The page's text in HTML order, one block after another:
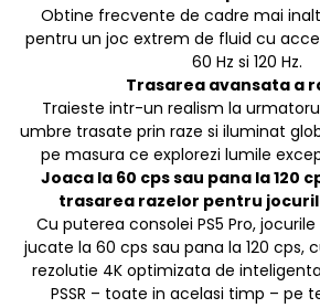
Obtine frecvente de cadre mai
pentru un joc extrem de fluid cu
60 Hz si 120 Hz.
Trasarea avansata a
Traieste intr-un realism la
umbre trasate prin raze si iluminat
pe masura ce explorezi lumile
Joaca la 60 cps sau pana la 120
trasarea razelor pentru
Cu puterea consolei PS5 Pro,
jucate la 60 cps sau pana la 120 cps,
rezolutie 4K optimizata de
PSSR – toate in acelasi timp – pe